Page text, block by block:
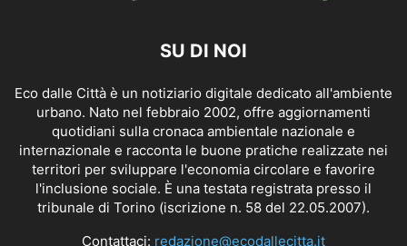
SU DI NOI
Eco dalle Città è un notiziario digitale dedicato all'ambiente
urbano. Nato nel febbraio 2002, offre aggiornamenti
quotidiani sulla cronaca ambientale nazionale e
internazionale e racconta le buone pratiche realizzate nei
territori per sviluppare l'economia circolare e favorire
l'inclusione sociale. È una testata registrata presso il
tribunale di Torino (iscrizione n. 58 del 22.05.2007).
Contattaci: redazione@ecodallecitta.it